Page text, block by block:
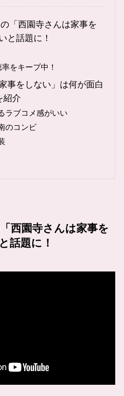
「西園寺さんは家事を
と話題に！
をキープ中！
事をしない」は何が面白
紹介
ラブコメ感がいい
のコンビ
西園寺さんは家事を
話題に！